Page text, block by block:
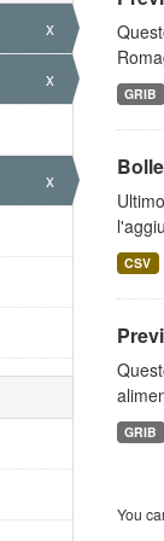
x
x
x
GRIB
CSV
GRIB
You